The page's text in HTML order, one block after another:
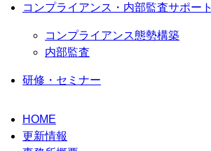
コンプライアンス・内部監査サポート
コンプライアンス態勢構築
内部監査
研修・セミナー
HOME
更新情報